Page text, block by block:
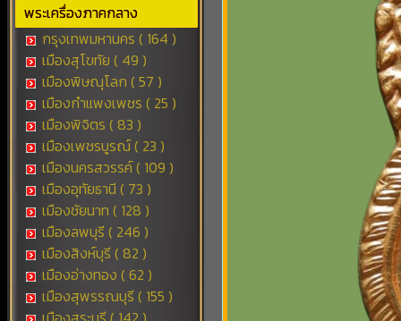
พระเครื่องภาคกลาง
กรุงเทพมหานคร ( 164 )
เมืองสุโขทัย ( 49 )
เมืองพิษณุโลก ( 57 )
เมืองกำแพงเพชร ( 25 )
เมืองพิจิตร ( 83 )
เมืองเพชรบูรณ์ ( 23 )
เมืองนครสวรรค์ ( 109 )
เมืองอุทัยธานี ( 73 )
เมืองชัยนาท ( 128 )
เมืองลพบุรี ( 246 )
เมืองสิงห์บุรี ( 82 )
เมืองอ่างทอง ( 62 )
เมืองสุพรรณบุรี ( 155 )